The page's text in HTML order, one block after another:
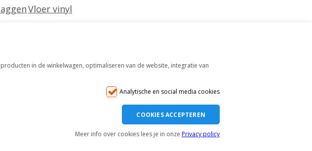
Vloer vinyl
in de winkelwagen, optimaliseren van de website, integratie van
Analytische en social media cookies
COOKIES ACCEPTEREN
Meer info over cookies lees je in onze Privacy policy